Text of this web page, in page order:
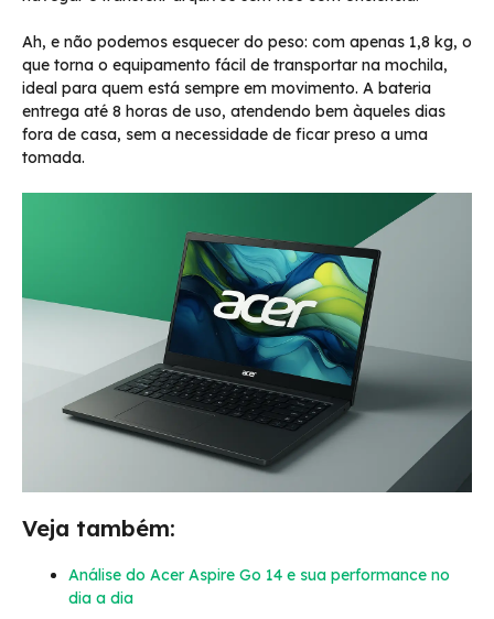
Ah, e não podemos esquecer do peso: com apenas 1,8 kg, o
que torna o equipamento fácil de transportar na mochila,
ideal para quem está sempre em movimento. A bateria
entrega até 8 horas de uso, atendendo bem àqueles dias
fora de casa, sem a necessidade de ficar preso a uma
tomada.
Veja também:
Análise do Acer Aspire Go 14 e sua performance no
dia a dia